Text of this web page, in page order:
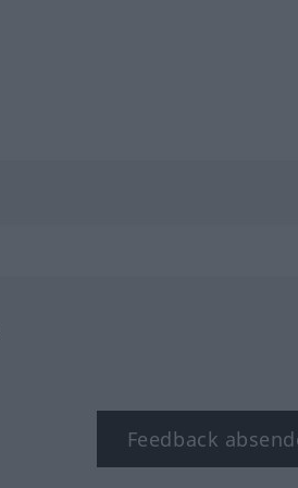
Feedback